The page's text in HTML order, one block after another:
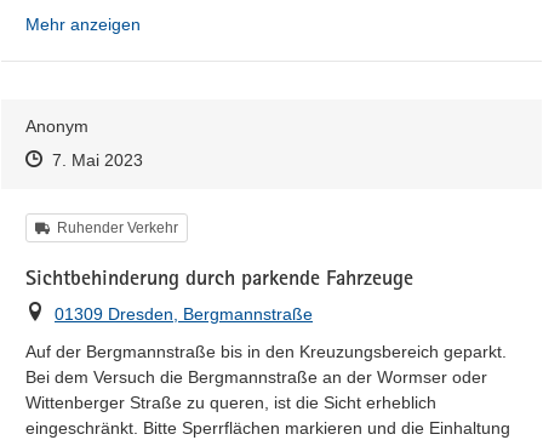
Mehr anzeigen
Anonym
Zeitpunkt des Erstellens
Zeitpunkt des Erstellens
7. Mai 2023Zur Äußerung
Kategorie
Ruhender Verkehr
Sichtbehinderung durch parkende Fahrzeuge
Ort
01309 Dresden, Bergmannstraße
Auf der Bergmannstraße bis in den Kreuzungsbereich geparkt.
Bei dem Versuch die Bergmannstraße an der Wormser oder
Wittenberger Straße zu queren, ist die Sicht erheblich
eingeschränkt. Bitte Sperrflächen markieren und die Einhaltung